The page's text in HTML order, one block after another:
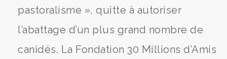
pastoralisme », quitte à autoriser
l’abattage d’un plus grand nombre de
canidés. La Fondation 30 Millions d’Amis